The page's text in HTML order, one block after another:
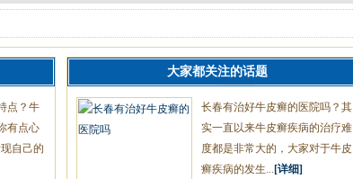
点？牛
有点心
自己的
大家都关注的话题
长春有治好牛皮癣的医院吗？其
实一直以来牛皮癣疾病的治疗难
度都是非常大的，大家对于牛皮
癣疾病的发生... [详细]